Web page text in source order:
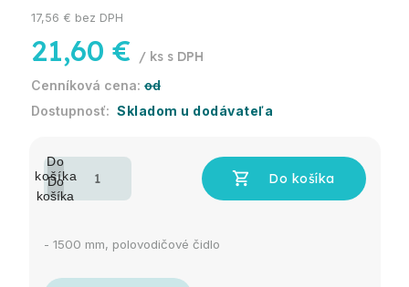
od
21,60 € / ks
17,56 € bez DPH
Skladom u dodávateľa
- 1500 mm, polovodičové čidlo